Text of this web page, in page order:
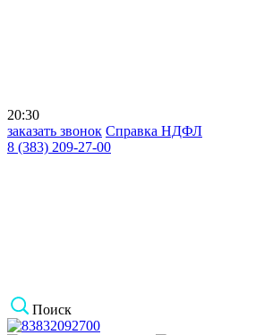
20:30
заказать звонок Справка НДФЛ
8 (383) 209-27-00
Поиск